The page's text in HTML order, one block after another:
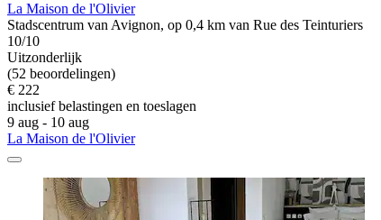
La Maison de l'Olivier
Stadscentrum van Avignon, op 0,4 km van Rue des Teinturiers
10/10
Uitzonderlijk
(52 beoordelingen)
€ 222
inclusief belastingen en toeslagen
9 aug - 10 aug
La Maison de l'Olivier